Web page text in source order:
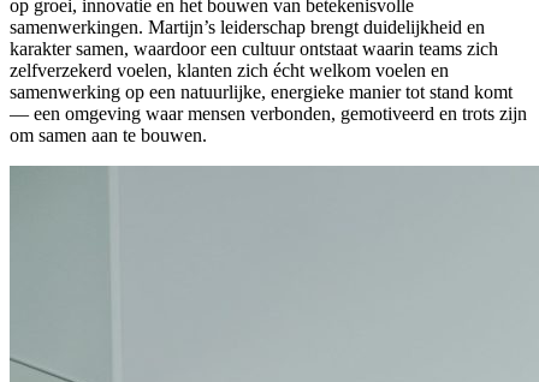
op groei, innovatie en het bouwen van betekenisvolle
samenwerkingen. Martijn’s leiderschap brengt duidelijkheid en
karakter samen, waardoor een cultuur ontstaat waarin teams zich
zelfverzekerd voelen, klanten zich écht welkom voelen en
samenwerking op een natuurlijke, energieke manier tot stand komt
— een omgeving waar mensen verbonden, gemotiveerd en trots zijn
om samen aan te bouwen.